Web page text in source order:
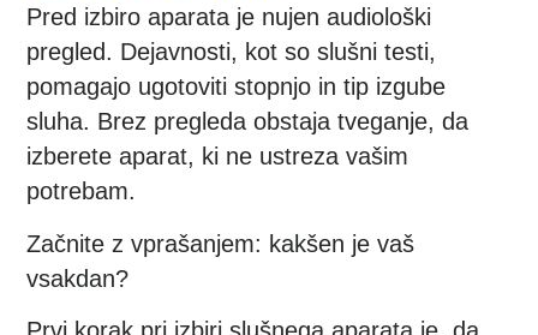
Pred izbiro aparata je nujen audiološki
pregled. Dejavnosti, kot so slušni testi,
pomagajo ugotoviti stopnjo in tip izgube
sluha. Brez pregleda obstaja tveganje, da
izberete aparat, ki ne ustreza vašim
potrebam.
Začnite z vprašanjem: kakšen je vaš
vsakdan?